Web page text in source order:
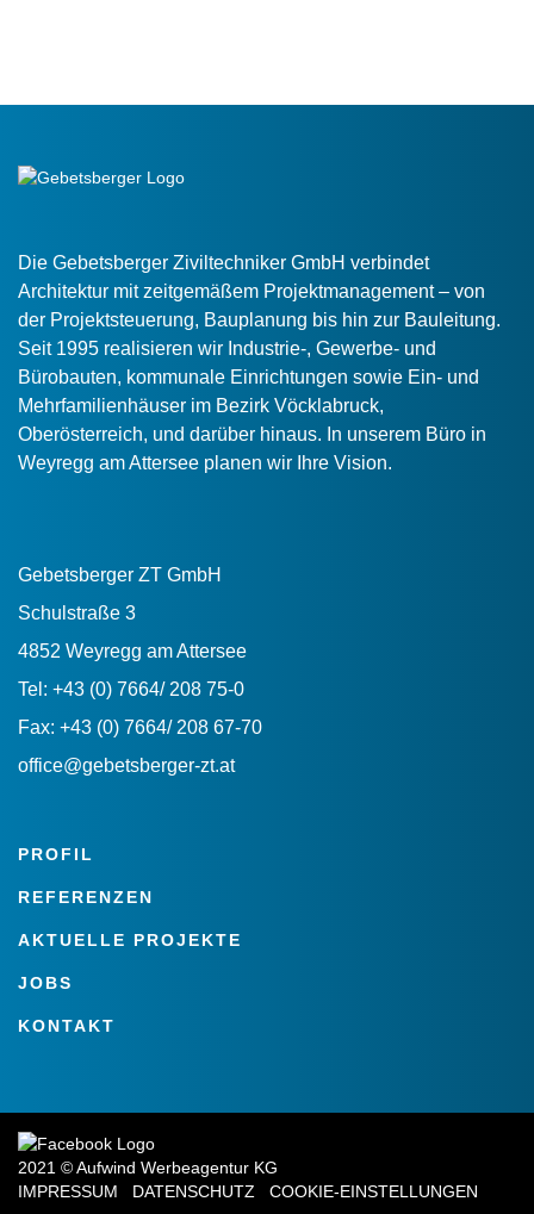
Die Gebetsberger Ziviltechniker GmbH verbindet
Architektur mit zeitgemäßem Projektmanagement – von
der Projektsteuerung, Bauplanung bis hin zur Bauleitung.
Seit 1995 realisieren wir Industrie-, Gewerbe- und
Bürobauten, kommunale Einrichtungen sowie Ein- und
Mehrfamilienhäuser im Bezirk Vöcklabruck,
Oberösterreich, und darüber hinaus. In unserem Büro in
Weyregg am Attersee planen wir Ihre Vision.
Gebetsberger ZT GmbH
Schulstraße 3
4852 Weyregg am Attersee
Tel: +43 (0) 7664/ 208 75-0
Fax: +43 (0) 7664/ 208 67-70
office@gebetsberger-zt.at
PROFIL
REFERENZEN
AKTUELLE PROJEKTE
JOBS
KONTAKT
2021 © Aufwind Werbeagentur KG
IMPRESSUM
DATENSCHUTZ COOKIE-EINSTELLUNGEN